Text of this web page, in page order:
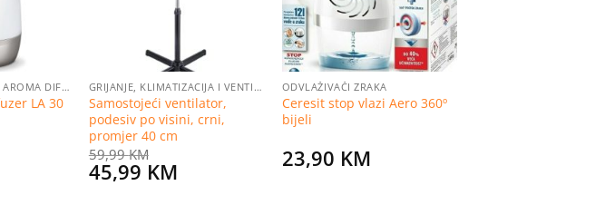
OVLAŽIVAČI ZRAKA I AROMA DIFUZERI
LA 30
GRIJANJE, KLIMATIZACIJA I VENTILACIJA
Samostojeći ventilator,
podesiv po visini, crni,
promjer 40 cm
59,99KM
Original
price
45,99 KMCurrent
ODVLAŽIVAČI ZRAKA
Ceresit stop vlazi Aero 360º
bijeli
23,90 KM